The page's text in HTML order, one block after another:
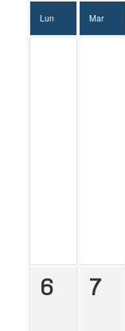
Lun Mar
6 7